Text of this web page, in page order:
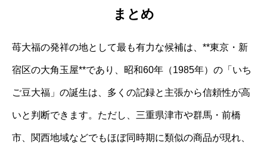
まとめ
苺大福の発祥の地として最も有力な候補は、**東京・新
宿区の大角玉屋**であり、昭和60年（1985年）の「いち
ご豆大福」の誕生は、多くの記録と主張から信頼性が高
いと判断できます。ただし、三重県津市や群馬・前橋
市、関西地域などでもほぼ同時期に類似の商品が現れ、